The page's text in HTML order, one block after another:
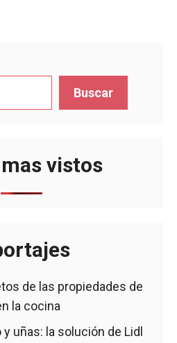
Buscar
vistos
de las propiedades de
la cocina
uñas: la solución de Lidl